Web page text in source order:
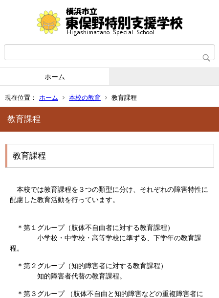
ホーム
現在位置： ホーム 本校の教育 教育課程
教育課程
教育課程
本校では教育課程を３つの類型に分け、それぞれの障害特性に
配慮した教育活動を行っています。
＊第１グループ（肢体不自由者に対する教育課程）
小学校・中学校・高等学校に準ずる、下学年の教育課
程。
＊第２グループ（知的障害者に対する教育課程）
知的障害者代替の教育課程。
＊第３グループ （肢体不自由と知的障害などの重複障害者に